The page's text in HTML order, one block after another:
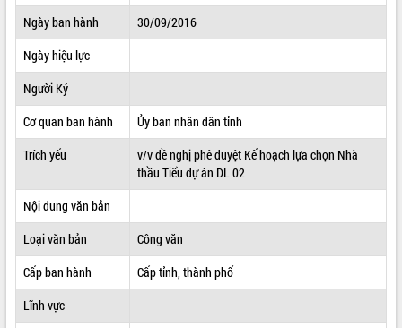
SỞ, BAN, NGÀNH
THÔNG TIN CHỈ ĐẠO ĐIỀU HÀNH
HỆ THỐNG VĂN BẢN
VĂN BẢN HĐND TỈNH
ĐIỂM TIN VĂN BẢN
Ngày ban hành
30/09/2016
Ngày hiệu lực
Người Ký
Cơ quan ban hành
Ủy ban nhân dân tỉnh
Trích yếu
v/v đề nghị phê duyệt Kế hoạch lựa chọn Nhà
thầu Tiểu dự án DL 02
Nội dung văn bản
Loại văn bản
Công văn
Cấp ban hành
Cấp tỉnh, thành phố
Lĩnh vực